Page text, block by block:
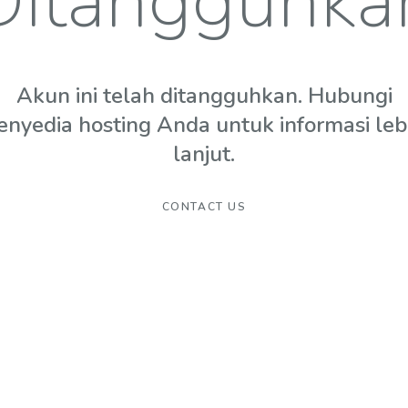
Akun ini telah ditangguhkan. Hubungi
hosting Anda untuk informasi
lanjut.
CONTACT US